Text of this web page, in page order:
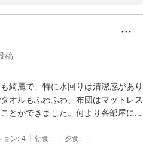
稿
綺麗で、特に水回りは清潔感があり
オルもふわふわ、布団はマットレス
とができました。何より各部屋にエ
き届いていると感じました。管理人
ンのため寒くないようお部屋を暖
宿だったと思います。ありがとうご
ョン: 4 | 朝食: - | 夕食: - |